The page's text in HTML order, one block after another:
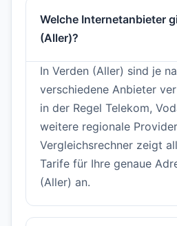
Welche Internetanbieter
(Aller)?
In Verden (Aller) sind je
verschiedene Anbieter
in der Regel Telekom,
weitere regionale
Vergleichsrechner zeigt
Tarife für Ihre genaue
(Aller) an.